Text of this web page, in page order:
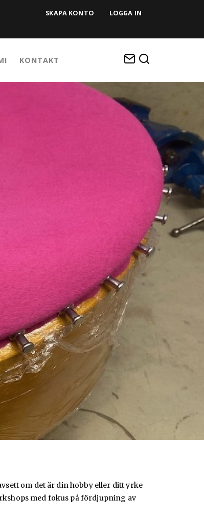
SKAPA KONTO LOGGA IN
KONTAKT
om det är din hobby eller ditt yrke
med fokus på fördjupning av